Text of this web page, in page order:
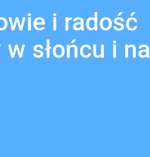
i radość
słońcu i na